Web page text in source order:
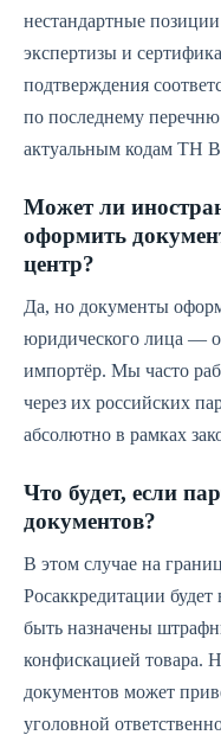
нестандартные
экспертизы и
подтверждения
по последнему
актуальным кодам ТН
Может ли
оформить
центр?
Да, но документы
юридического лица —
импортёр. Мы часто
через их российских
абсолютно в рамках
Что будет, если
документов?
В этом случае на
Росаккредитации
быть назначены
конфискацией товара.
документов может
уголовной